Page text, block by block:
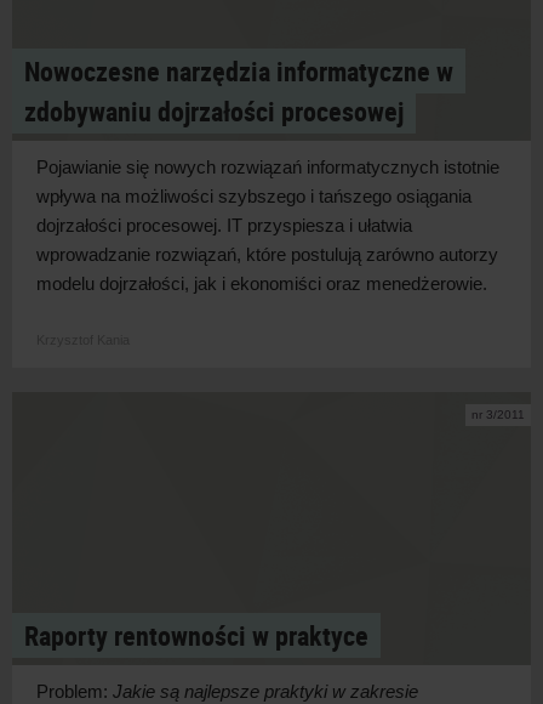
Nowoczesne narzędzia informatyczne w
zdobywaniu dojrzałości procesowej
Pojawianie się nowych rozwiązań informatycznych istotnie
wpływa na możliwości szybszego i tańszego osiągania
dojrzałości procesowej. IT przyspiesza i ułatwia
wprowadzanie rozwiązań, które postulują zarówno autorzy
modelu dojrzałości, jak i ekonomiści oraz menedżerowie.
nr 3/2011
Raporty rentowności w praktyce
Problem: Jakie są najlepsze praktyki w zakresie